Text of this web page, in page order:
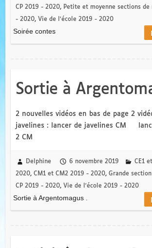
CP 2019 - 2020, Petite et moyenne sections
- 2020, Vie de l'école 2019 - 2020
Soirée contes
Sortie à
2 nouvelles vidéos en bas de page 2
javelines : lancer de javelines CM
2 CM
Delphine 6 novembre 2019 CE1
2020, CM1 et CM2 2019 - 2020, Grande
CP 2019 - 2020, Vie de l'école 2019 - 2020
Sortie à Argentomagus .